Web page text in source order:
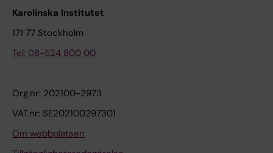
Karolinska Institutet
171 77 Stockholm
Tel: 08-524 800 00
Org.nr: 202100-2973
VAT.nr: SE202100297301
Om webbplatsen